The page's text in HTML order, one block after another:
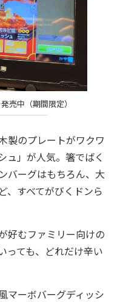
売中（期間限定）
製のプレートがワクワ
ュ」が人気。箸でばく
バーグはもちろん、大
、すべてがびくドンら
好むファミリー向けの
っても、どれだけ辛い
マーボバーグディッシ